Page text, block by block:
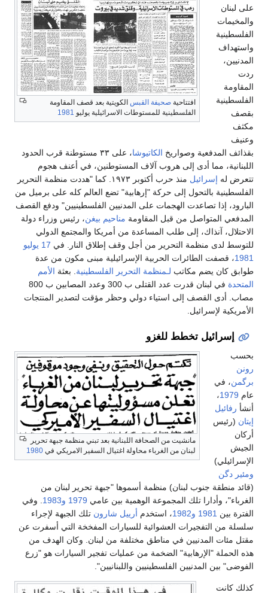
افتتاحية صحيفة القبس الكويتية بعد قصف المقاومة
الفلسطينية للمستوطات الاسرائيلية يوليو 1981
على لبنان
والمخيمات
الفلسطينية
واستهداف
المدنيين،
ردت
المقاومة
الفلسطينية
بقصف
مكثف
وعنيف
بقذائف المدفعية وصواريخ الكاتيوشا
، على ٣٣ مستوطنة قرب الحدود
اللبنانية، مما أدى إلى هروب آلاف المستوطنين، في أعنف هجوم
تتعرض له إسرائيل
منذ حرب أكتوبر ١٩٧٣. كما "هددت منظمة التحرير
الفلسطينية بالتحول إلى حركة "إرهابية" تضع العالم كله على برميل من
البارود، إذا تصاعدت الهجمات على المدنيين الفلسطينيين" ودفع القصف
المدفعي المتواصل من قبل المقاومة مناحيم بيغن، رئيس وزراء دولة
الاحتلال، آنذاك، إلى طلب المساعدة من أمريكا والمجتمع الدولي
للتوسط لدى منظمة التحرير من أجل وقف إطلاق النار. في 17 يوليو
1981، قصفت الطائرات الحربية الإسرائيلية مبنى مكون من عدة
طوابق كان يضم مكاتب لـمنظمة التحرير الفلسطينية. بعثة الأمم
المتحدة
في لبنان قدرت عدد القتلى ب 300 وعدد المصابين ب 800
مصاب. أدى القصف إلى استياء دولي وحظر مؤقت لتصدير المنتجات
الأمريكية لإسرائيل.
إسرائيل تخطط للغزو
مانشيت من الصحافة اللبنانية بعد تبني منظمة جبهة تحرير
لبنان من الغرباء محاولة اغتيال السفير الامريكي في 1980
بحسب
رونن
برگمن، في
عام 1979،
أنشأ رفائيل
إيتان (رئيس
أركان
الجيش
الإسرائيلي)
ومئير دگن
(قائد منطقة جنوب لبنان) منظمة أسموها "جبهة تحرير لبنان من
الغرباء"، وأدارا تلك المجموعة الوهمية بين عامي 1979 و1983
. وفي
الفترة بين 1981 و1982 ، استخدم أرييل شارون تلك الجبهة لإجراء
سلسلة من التفجيرات العشوائية للسيارات المفخخة التي أسفرت عن
مقتل مئات المدنيين في مناطق مختلفة من لبنان. وكان الهدف من
هذه الحملة "الإرهابية" الضخمة من عمليات تفجير السيارات هو "زرع
الفوضى" بين المدنيين الفلسطينيين واللبنانيين".
كذلك كانت